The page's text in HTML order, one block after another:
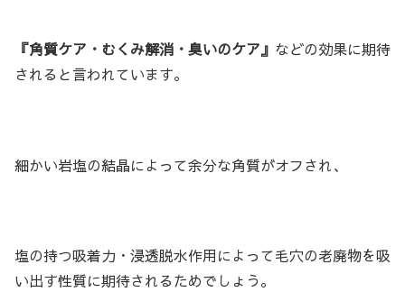
『角質ケア・むくみ解消・臭いのケア』 などの効果に期待
されると言われています。
細かい岩塩の結晶によって余分な角質がオフされ、
塩の持つ吸着力・浸透脱水作用によって毛穴の老廃物を吸
い出す性質に期待されるためでしょう。